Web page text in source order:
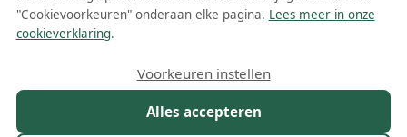
Meer lezen
Kleur Prijs
"Cookievoorkeuren" onderaan elke pagina. Lees meer in onze
cookieverklaring.
Alles accepteren
Voorkeuren instellen